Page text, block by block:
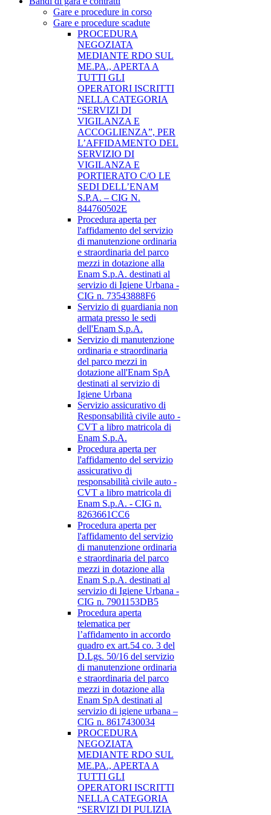
Gare e procedure in corso
Gare e procedure scadute
PROCEDURA
NEGOZIATA
MEDIANTE RDO SUL
ME.PA., APERTA A
TUTTI GLI
OPERATORI ISCRITTI
NELLA CATEGORIA
“SERVIZI DI
VIGILANZA E
ACCOGLIENZA”, PER
L’AFFIDAMENTO DEL
SERVIZIO DI
VIGILANZA E
PORTIERATO C/O LE
SEDI DELL’ENAM
S.P.A. – CIG N.
844760502E
Procedura aperta per
l'affidamento del servizio
di manutenzione ordinaria
e straordinaria del parco
mezzi in dotazione alla
Enam S.p.A. destinati al
servizio di Igiene Urbana -
CIG n. 73543888F6
Servizio di guardiania non
armata presso le sedi
dell'Enam S.p.A.
Servizio di manutenzione
ordinaria e straordinaria
del parco mezzi in
dotazione all'Enam SpA
destinati al servizio di
Igiene Urbana
Servizio assicurativo di
Responsabilità civile auto -
CVT a libro matricola di
Enam S.p.A.
Procedura aperta per
l'affidamento del servizio
assicurativo di
responsabilità civile auto -
CVT a libro matricola di
Enam S.p.A. - CIG n.
8263661CC6
Procedura aperta per
l'affidamento del servizio
di manutenzione ordinaria
e straordinaria del parco
mezzi in dotazione alla
Enam S.p.A. destinati al
servizio di Igiene Urbana -
CIG n. 7901153DB5
Procedura aperta
telematica per
l’affidamento in accordo
quadro ex art.54 co. 3 del
D.Lgs. 50/16 del servizio
di manutenzione ordinaria
e straordinaria del parco
mezzi in dotazione alla
Enam SpA destinati al
servizio di igiene urbana –
CIG n. 8617430034
PROCEDURA
NEGOZIATA
MEDIANTE RDO SUL
ME.PA., APERTA A
TUTTI GLI
OPERATORI ISCRITTI
NELLA CATEGORIA
“SERVIZI DI PULIZIA